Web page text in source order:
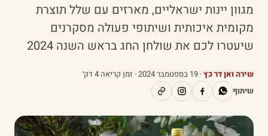
מגוון יינות ישראליים, מארזים עם שלל תוצרת
מקומית איכותית ושיתופי פעולה מסקרנים
שיעטרו לכם את שולחן החג בראש השנה 2024
שירה ואן דר כץ· 19 בספטמבר 2024
· זמן קריאה 4 דק׳
שיתוף